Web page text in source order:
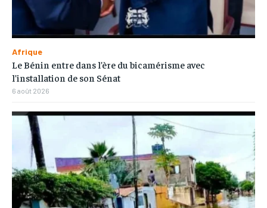
Afrique
Le Bénin entre dans l’ère du bicamérisme avec
l’installation de son Sénat
6 août 2026